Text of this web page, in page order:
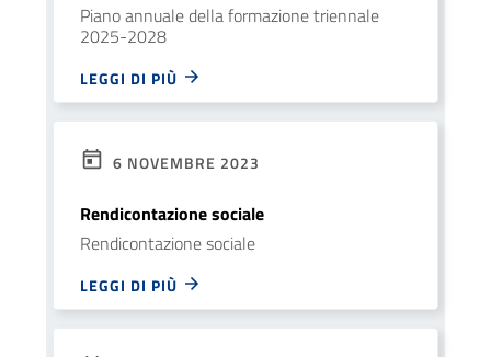
Piano annuale della formazione triennale
2025-2028
LEGGI DI PIÙ
6 NOVEMBRE 2023
Rendicontazione sociale
Rendicontazione sociale
LEGGI DI PIÙ